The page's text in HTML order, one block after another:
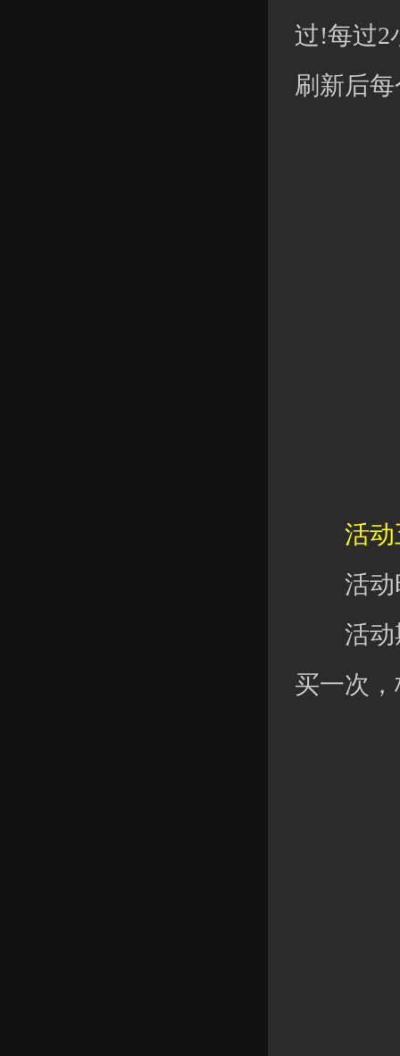
过!每过2
刷新后
活动
活动时
活动期
买一次